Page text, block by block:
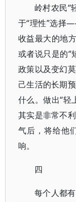
岭村农民“
于“理性”选择
收益最大的地
或者说只是的“
政策以及变幻
己生活的长期
什么。做出“轻
其实是非常不
气后，将给他
响。
四
每个人都